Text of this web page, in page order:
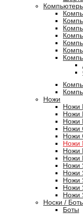
Ножи
Ножи
Ножи
Ножи
Ножи
Ножи
Ножи
Ножи
Ножи
Ножи
Ножи
Ножи
Ножи
Носки /
Боты